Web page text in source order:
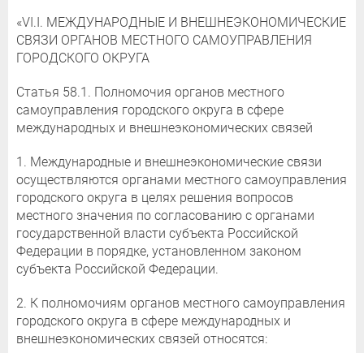
«VI.I. МЕЖДУНАРОДНЫЕ И ВНЕШНЕЭКОНОМИЧЕСКИЕ
СВЯЗИ ОРГАНОВ МЕСТНОГО САМОУПРАВЛЕНИЯ
ГОРОДСКОГО ОКРУГА
Статья 58.1. Полномочия органов местного
самоуправления городского округа в сфере
международных и внешнеэкономических связей
1. Международные и внешнеэкономические связи
осуществляются органами местного самоуправления
городского округа в целях решения вопросов
местного значения по согласованию с органами
государственной власти субъекта Российской
Федерации в порядке, установленном законом
субъекта Российской Федерации.
2. К полномочиям органов местного самоуправления
городского округа в сфере международных и
внешнеэкономических связей относятся: